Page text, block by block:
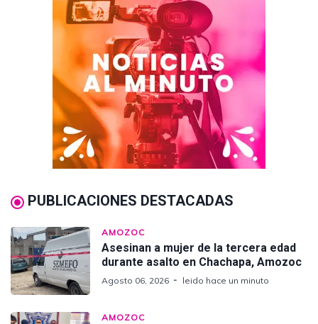
PUBLICACIONES DESTACADAS
AMOZOC
Asesinan a mujer de la tercera edad
durante asalto en Chachapa, Amozoc
Agosto 06, 2026 leido hace un minuto
AMOZOC